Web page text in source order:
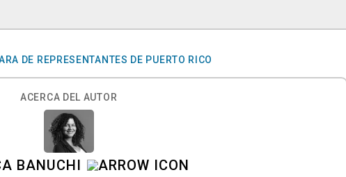
DE REPRESENTANTES DE PUERTO RICO
ACERCA DEL AUTOR
BANUCHI